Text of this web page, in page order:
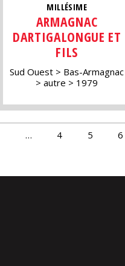
MILLÉSIME
ARMAGNAC
DARTIGALONGUE ET
FILS
Sud Ouest
Bas-Armagnac
autre
1979
… 4 5 6